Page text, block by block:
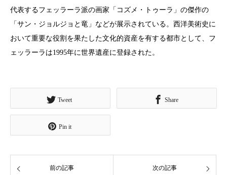
代表するフェッラーラ派の画家「コズメ・トゥーラ」の傑作の
「サン・ジョルジョと竜」などが展示されている。西洋美術史に
おいて重要な役割を果たした文化的資産を有する都市として、フ
ェッラーラは1995年に世界遺産に登録された。
Tweet Share
Pin it
前の記事 次の記事